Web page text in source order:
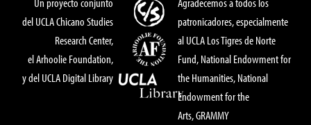
del UCLA Chicano Studies
Research Center,
el Arhoolie Foundation,
y del UCLA Digital Library
patronicadores, especialmente
al UCLA Los Tigres de Norte
Fund, National Endowment for
the Humanities, National
Endowment for the
Arts, GRAMMY